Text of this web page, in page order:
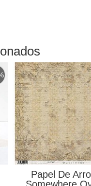
Papel De